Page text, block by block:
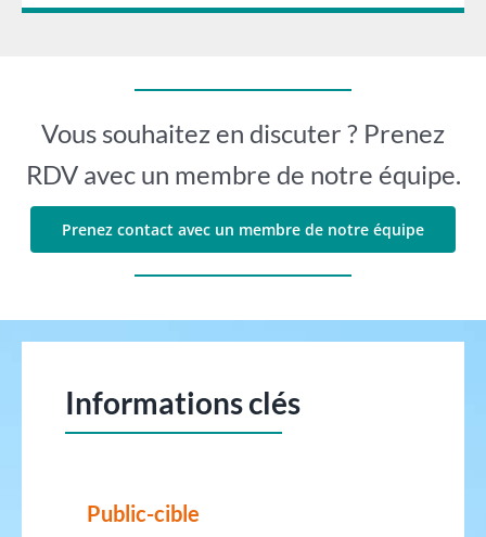
Vous souhaitez en discuter ? Prenez
RDV avec un membre de notre équipe.
Prenez contact avec un membre de notre équipe
Informations clés
Public-cible